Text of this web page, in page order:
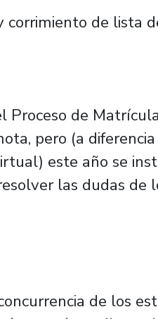
corrimiento de lista
Proceso de
pero (a
este año se
las dudas de
de los